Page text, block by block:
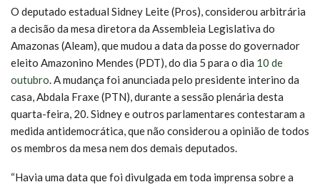
O deputado estadual Sidney Leite (Pros), considerou arbitrária
a decisão da mesa diretora da Assembleia Legislativa do
Amazonas (Aleam), que mudou a data da posse do governador
eleito Amazonino Mendes (PDT), do dia 5 para o dia 10 de
outubro. A mudança foi anunciada pelo presidente interino da
casa, Abdala Fraxe (PTN), durante a sessão plenária desta
quarta-feira, 20. Sidney e outros parlamentares contestaram a
medida antidemocrática, que não considerou a opinião de todos
os membros da mesa nem dos demais deputados.
“Havia uma data que foi divulgada em toda imprensa sobre a